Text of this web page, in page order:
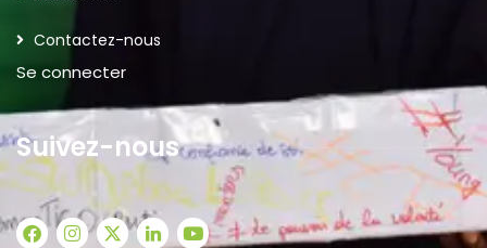
Contactez-nous
Se connecter
Suivez-nous